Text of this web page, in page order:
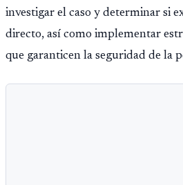
investigar el caso y determinar si
directo, así como implementar
que garanticen la seguridad de la